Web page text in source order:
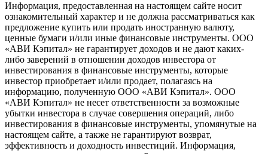
Информация, предоставленная на настоящем сайте носит
ознакомительный характер и не должна рассматриваться как
предложение купить или продать иностранную валюту,
ценные бумаги и/или иные финансовые инструменты. ООО
«АВИ Кэпитал» не гарантирует доходов и не дают каких-
либо заверений в отношении доходов инвестора от
инвестирования в финансовые инструменты, которые
инвестор приобретает и/или продает, полагаясь на
информацию, полученную ООО «АВИ Кэпитал». ООО
«АВИ Кэпитал» не несет ответственности за возможные
убытки инвестора в случае совершения операций, либо
инвестирования в финансовые инструменты, упомянутые на
настоящем сайте, а также не гарантируют возврат,
эффективность и доходность инвестиций. Информация,